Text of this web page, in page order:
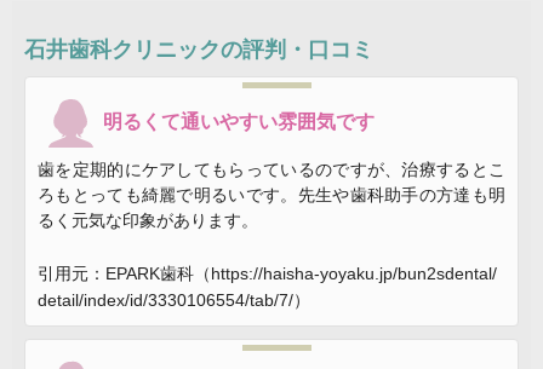
石井歯科クリニックの評判・口コミ
明るくて通いやすい雰囲気です
歯を定期的にケアしてもらっているのですが、治療するとこ
ろもとっても綺麗で明るいです。先生や歯科助手の方達も明
るく元気な印象があります。
引用元：EPARK歯科（https://haisha-yoyaku.jp/bun2sdental/
detail/index/id/3330106554/tab/7/）